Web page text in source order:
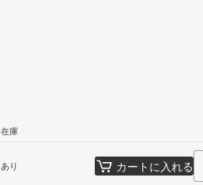
在庫
あり カートに入れる